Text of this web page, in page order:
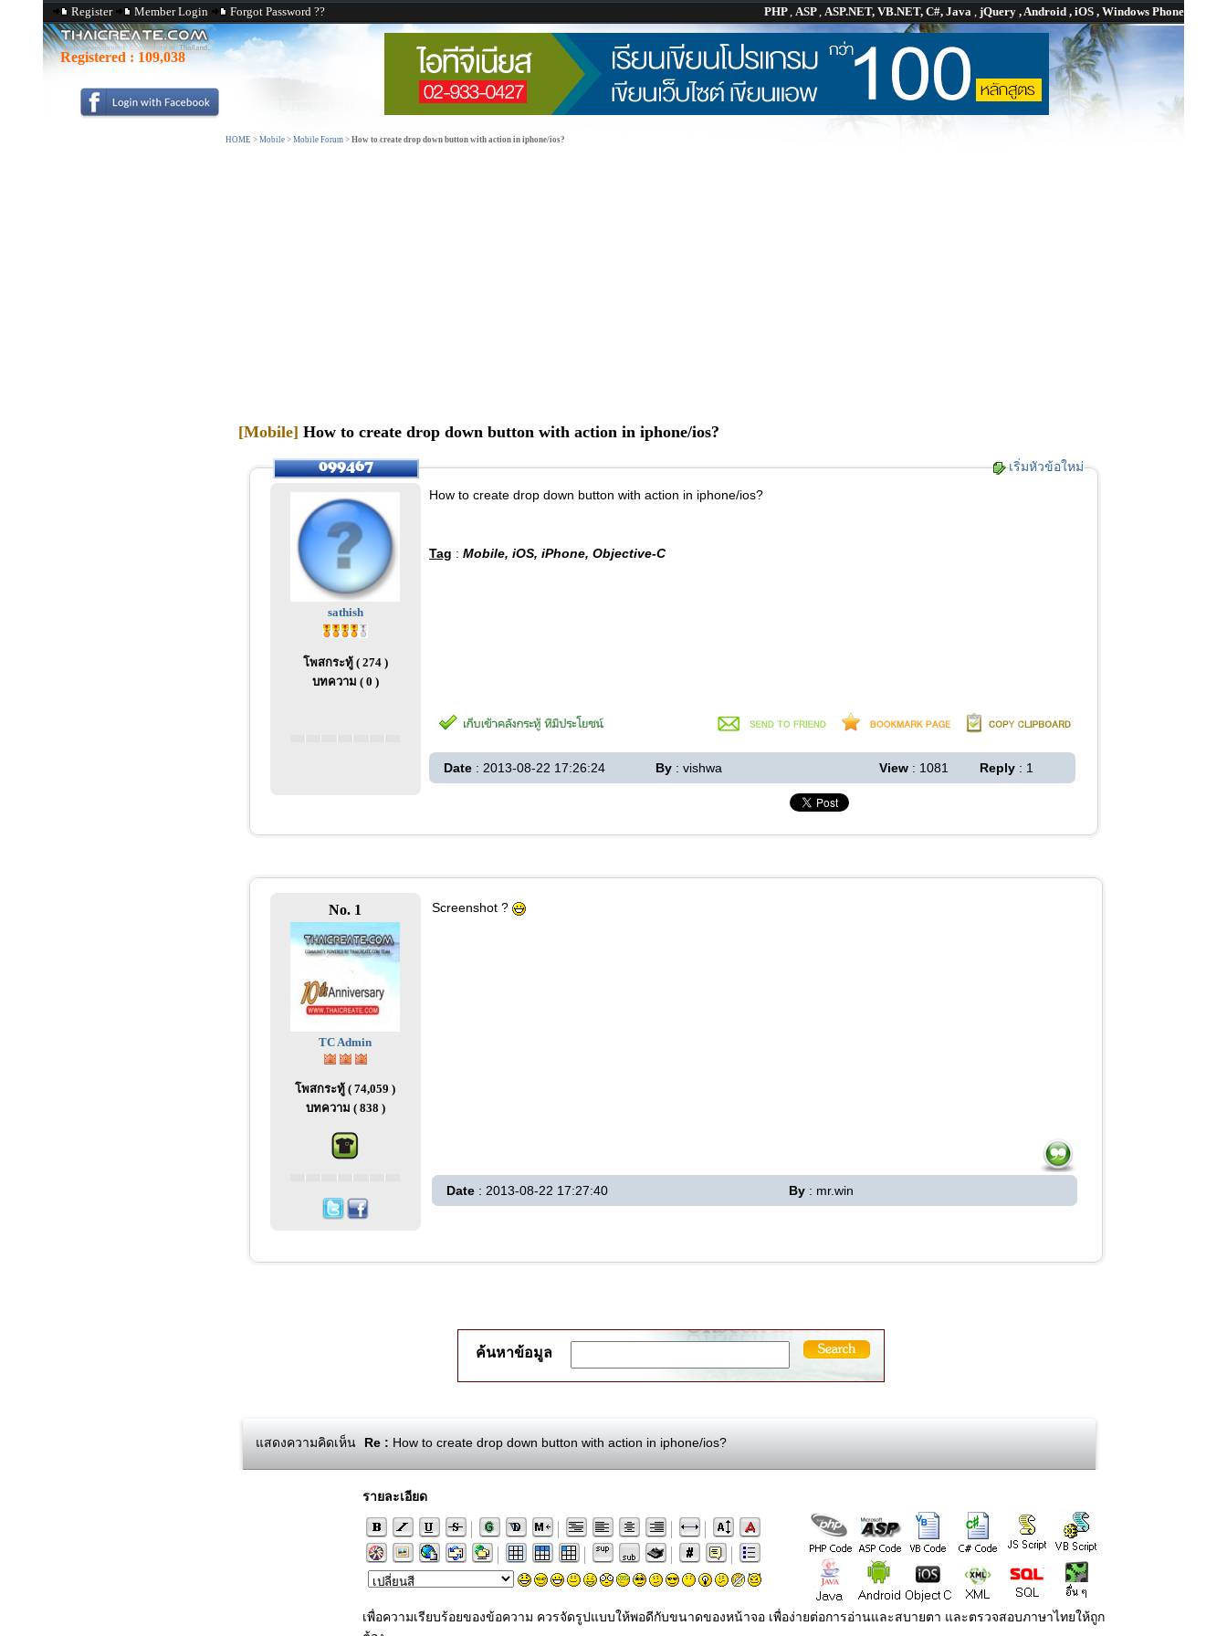
Register Member Login Forgot Password ?? PHP, ASP, ASP.NET, VB.NET, C#, Java , jQuery , Android , iOS , Windows Phone
Registered : 109,038
HOME > Mobile > Mobile Forum > How to create drop down button with action in iphone/ios?
[Mobile] How to create drop down button with action in iphone/ios?
เริ่มหัวข้อใหม่
sathish
โพสกระทู้ ( 274 )
บทความ ( 0 )
How to create drop down button with action in iphone/ios?
Tag : Mobile, iOS, iPhone, Objective-C
Date : 2013-08-22 17:26:24 By : vishwa View : 1081 Reply : 1
No. 1
TC Admin
โพสกระทู้ ( 74,059 )
บทความ ( 838 )
Screenshot ?
Date : 2013-08-22 17:27:40 By : mr.win
ค้นหาข้อมูล
แสดงความคิดเห็น Re : How to create drop down button with action in iphone/ios?
รายละเอียด
เพื่อความเรียบร้อยของข้อความ ควรจัดรูปแบบให้พอดีกับขนาดของหน้าจอ เพื่อง่ายต่อการอ่านและสบายตา และตรวจสอบภาษาไทยให้ถูก